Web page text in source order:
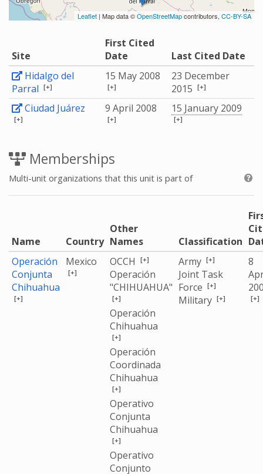
Leaflet | Map data ©OpenStreetMapcontributors, CC-BY-SA
Site
First Cited
Date
Last Cited Date
Hidalgo del
Parral [+]
15 May 2008
[+]
23 December
2015 [+]
Ciudad Juárez
[+]
9 April 2008
[+]
15 January 2009
[+]
Memberships
Multi-unit organizations that this unit is part of
Name Country
Other
Names
Classification
Operación
Conjunta
Chihuahua
[+]
Mexico
[+]
OCCH [+]
Operación
"CHIHUAHUA"
[+]
Operación
Chihuahua
[+]
Operación
Coordinada
Chihuahua
[+]
Operativo
Conjunta
Chihuahua
[+]
Operativo
Conjunto
Army [+]
Joint Task
Force [+]
Military [+]
8
[+]